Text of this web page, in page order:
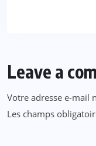
Leave a
Votre adresse e-mail
Les champs